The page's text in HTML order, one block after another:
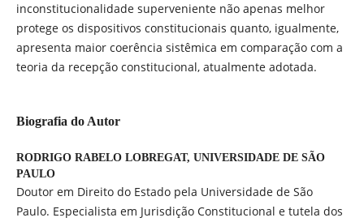
inconstitucionalidade superveniente não apenas melhor
protege os dispositivos constitucionais quanto, igualmente,
apresenta maior coerência sistêmica em comparação com a
teoria da recepção constitucional, atualmente adotada.
Biografia do Autor
RODRIGO RABELO LOBREGAT, UNIVERSIDADE DE SÃO
PAULO
Doutor em Direito do Estado pela Universidade de São
Paulo. Especialista em Jurisdição Constitucional e tutela dos